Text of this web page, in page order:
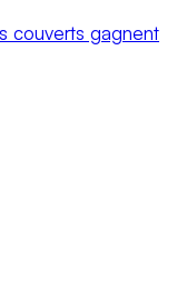
couverts gagnent